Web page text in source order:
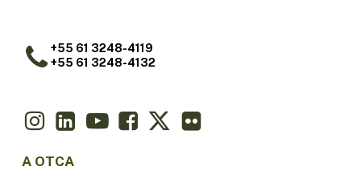
+55 61 3248-4119
+55 61 3248-4132
A OTCA